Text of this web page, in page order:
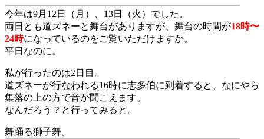
今年は9月12日（月）、13日（火）でした。
両日とも道ズネーと舞台がありますが、舞台の時間が18時〜
24時になっているのをご覧いただけますか。
平日なのに。
私が行ったのは2日目。
道ズネーが行なわれる16時に志多伯に到着すると、なにやら
集落の上の方で音が聞こえます。
なんだろう？と行ってみると。
舞踊る獅子舞。